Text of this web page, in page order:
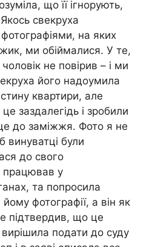
що її ігнорують,
свекруха
на яких
ми обіймалися. У те,
не повірив – і ми
його надоумила
квартири, але
заздалегідь і зробили
до заміжжя. Фото я не
винуватці були
до свого
працював у
та попросила
фотографії, а він як
підтвердив, що це
подати до суду